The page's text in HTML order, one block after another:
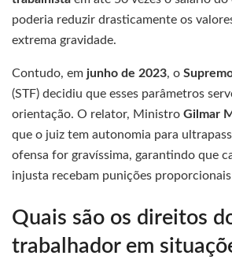
poderia reduzir drasticamente os
extrema gravidade.
Contudo, em junho de 2023, o
(STF) decidiu que esses parâmetros
orientação. O relator, Ministro Gilmar
que o juiz tem autonomia para
ofensa for gravíssima, garantindo que
injusta recebam punições
Quais são os direitos
trabalhador em